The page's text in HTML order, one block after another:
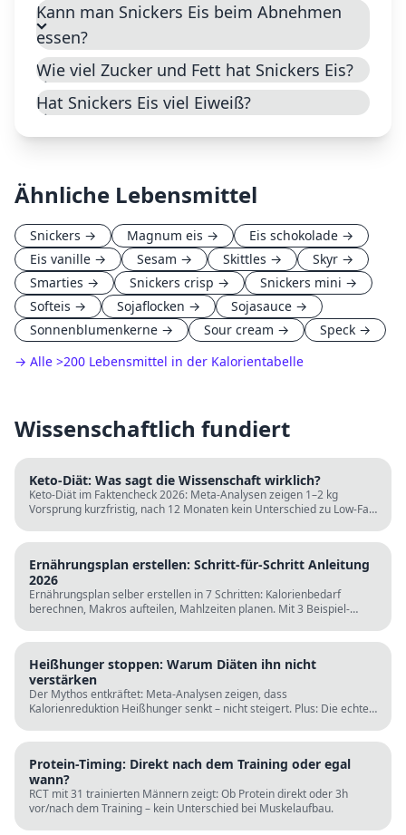
Kann man Snickers Eis beim Abnehmen
essen?
Wie viel Zucker und Fett hat Snickers Eis?
Hat Snickers Eis viel Eiweiß?
Ähnliche Lebensmittel
Snickers → Magnum eis → Eis schokolade →
Eis vanille → Sesam → Skittles → Skyr →
Smarties → Snickers crisp → Snickers mini →
Softeis → Sojaflocken → Sojasauce →
Sonnenblumenkerne → Sour cream → Speck →
→ Alle >200 Lebensmittel in der Kalorientabelle
Wissenschaftlich fundiert
Keto-Diät: Was sagt die Wissenschaft wirklich?
Keto-Diät im Faktencheck 2026: Meta-Analysen zeigen 1–2 kg
Vorsprung kurzfristig, nach 12 Monaten kein Unterschied zu Low-Fat.
Ernährungsplan erstellen: Schritt-für-Schritt Anleitung
2026
Ernährungsplan selber erstellen in 7 Schritten: Kalorienbedarf
berechnen, Makros aufteilen, Mahlzeiten planen. Mit 3 Beispiel-
Heißhunger stoppen: Warum Diäten ihn nicht
verstärken
Der Mythos entkräftet: Meta-Analysen zeigen, dass
Kalorienreduktion Heißhunger senkt – nicht steigert. Plus: Die echten
Protein-Timing: Direkt nach dem Training oder egal
wann?
RCT mit 31 trainierten Männern zeigt: Ob Protein direkt oder 3h
vor/nach dem Training – kein Unterschied bei Muskelaufbau.